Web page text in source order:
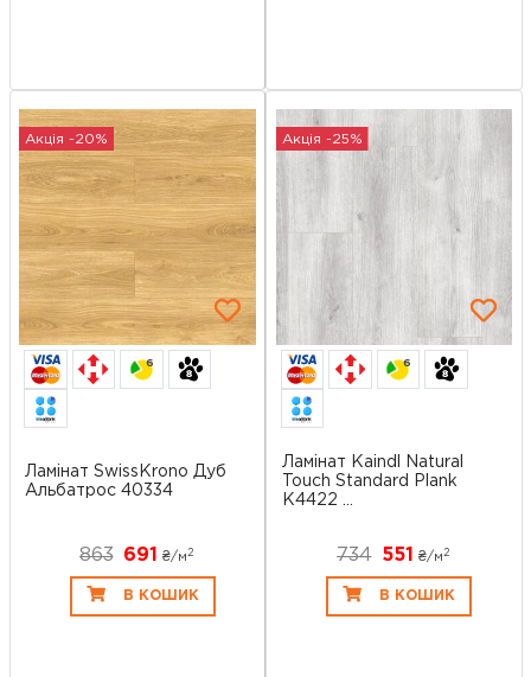
Акція -20%
6
Ламінат SwissKrono Дуб
Альбатрос 40334
863 691₴/м2
В КОШИК
Акція -25%
6
Ламінат Kaindl Natural
Touch Standard Plank
K4422 ...
734 551₴/м2
В КОШИК